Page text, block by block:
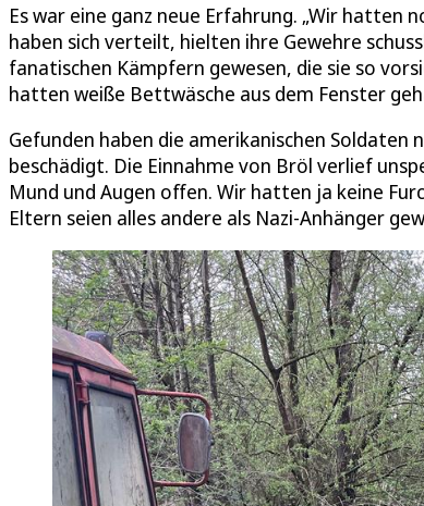
Es war eine ganz neue Erfahrung. „Wir hatten
haben sich verteilt, hielten ihre Gewehre
fanatischen Kämpfern gewesen, die sie so
hatten weiße Bettwäsche aus dem Fenster
Gefunden haben die amerikanischen
beschädigt. Die Einnahme von Bröl verlief
Mund und Augen offen. Wir hatten ja keine
Eltern seien alles andere als Nazi-Anhänger